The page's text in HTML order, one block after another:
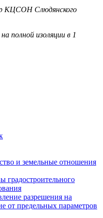
КЦСОН Слюдянского
полной изоляции в 1
и земельные отношения
градостроительного
разрешения на
от предельных параметров